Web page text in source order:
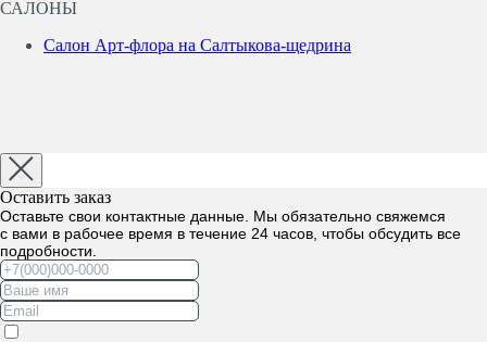
САЛОНЫ
Салон Арт-флора на Салтыкова-щедрина
Оставить заказ
Оставьте свои контактные данные. Мы обязательно свяжемся
с вами в рабочее время в течение 24 часов, чтобы обсудить все
подробности.